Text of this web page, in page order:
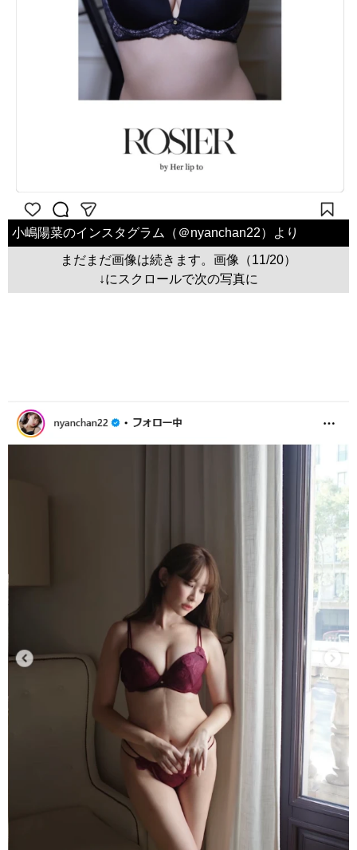
小嶋陽菜のインスタグラム（＠nyanchan22）より
まだまだ画像は続きます。画像（11/20）
↓にスクロールで次の写真に